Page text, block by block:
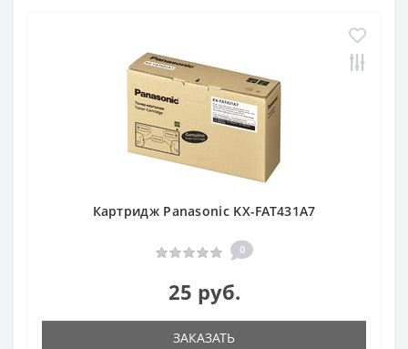
Картридж Panasonic KX-FAT431A7
0
25 руб.
ЗАКАЗАТЬ